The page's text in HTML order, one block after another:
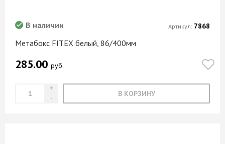
Метабокс FITEX белый, 86/400мм
В наличии
285.00 руб.
В КОРЗИНУ
Артикул: 7868